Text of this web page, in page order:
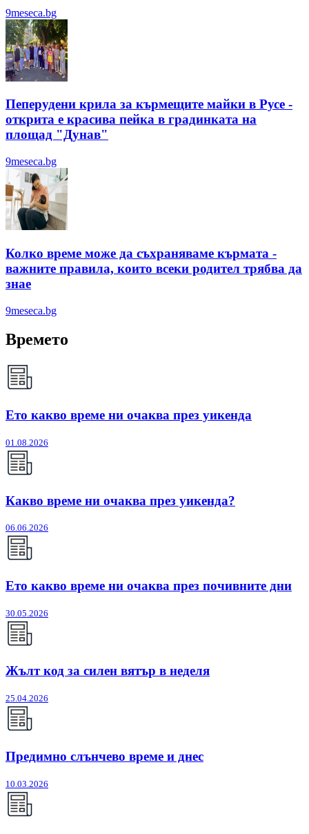
9meseca.bg
Пеперудени крила за кърмещите майки в Русе -
открита е красива пейка в градинката на
площад "Дунав"
9meseca.bg
Колко време може да съхраняваме кърмата -
важните правила, които всеки родител трябва да
знае
9meseca.bg
Времето
Ето какво време ни очаква през уикенда
01.08.2026
Какво време ни очаква през уикенда?
06.06.2026
Ето какво време ни очаква през почивните дни
30.05.2026
Жълт код за силен вятър в неделя
25.04.2026
Предимно слънчево време и днес
10.03.2026